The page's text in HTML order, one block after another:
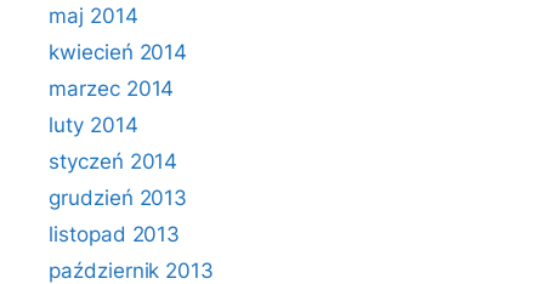
maj 2014
kwiecień 2014
marzec 2014
luty 2014
styczeń 2014
grudzień 2013
listopad 2013
październik 2013